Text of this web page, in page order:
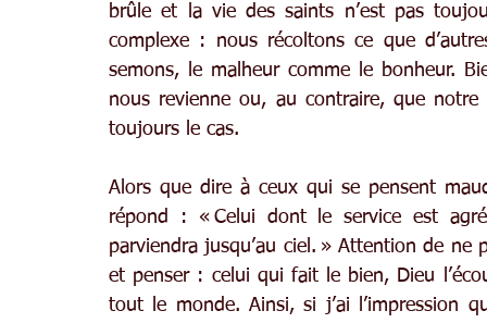
brûle et la vie des saints n’est pas
complexe : nous récoltons ce que
semons, le malheur comme le bonheur.
nous revienne ou, au contraire, que
toujours le cas.
Alors que dire à ceux qui se pensent
répond : « Celui dont le service est
parviendra jusqu’au ciel. » Attention de
et penser : celui qui fait le bien, Dieu
tout le monde. Ainsi, si j’ai l’impression